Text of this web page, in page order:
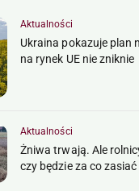
Aktualności
Ukraina pokazuje plan
na rynek UE nie zniknie
Aktualności
Żniwa trwają. Ale
czy będzie za co zasiać